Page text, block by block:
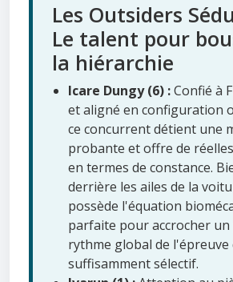
Les Outsiders
Le talent pour
la hiérarchie
Icare Dungy (6) :Confié à
et aligné en configuration
ce concurrent détient une
probante et offre de
en termes de constance.
derrière les ailes de la
possède l'équation
parfaite pour accrocher un
rythme global de l'épreuve
suffisamment sélectif.